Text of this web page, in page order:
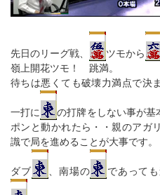
先日のリーグ戦、 ツモから
嶺上開花ツモ！ 跳満。
待ちは悪くても破壊力満点で決
一打に
の打牌をしない事が基
ポンと動かれたら・・親のアガ
識で局を進めることが大事です。
ダブ 、南場の であって